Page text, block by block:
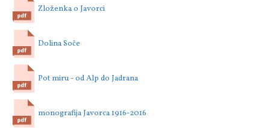
Zloženka o Javorci
Dolina Soče
Pot miru - od Alp do Jadrana
monografija Javorca 1916-2016